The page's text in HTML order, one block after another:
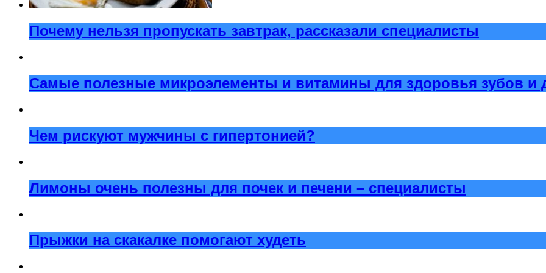
Почему нельзя пропускать завтрак, рассказали специалисты
Самые полезные микроэлементы и витамины для здоровья зубов и
Чем рискуют мужчины с гипертонией?
Лимоны очень полезны для почек и печени – специалисты
Прыжки на скакалке помогают худеть